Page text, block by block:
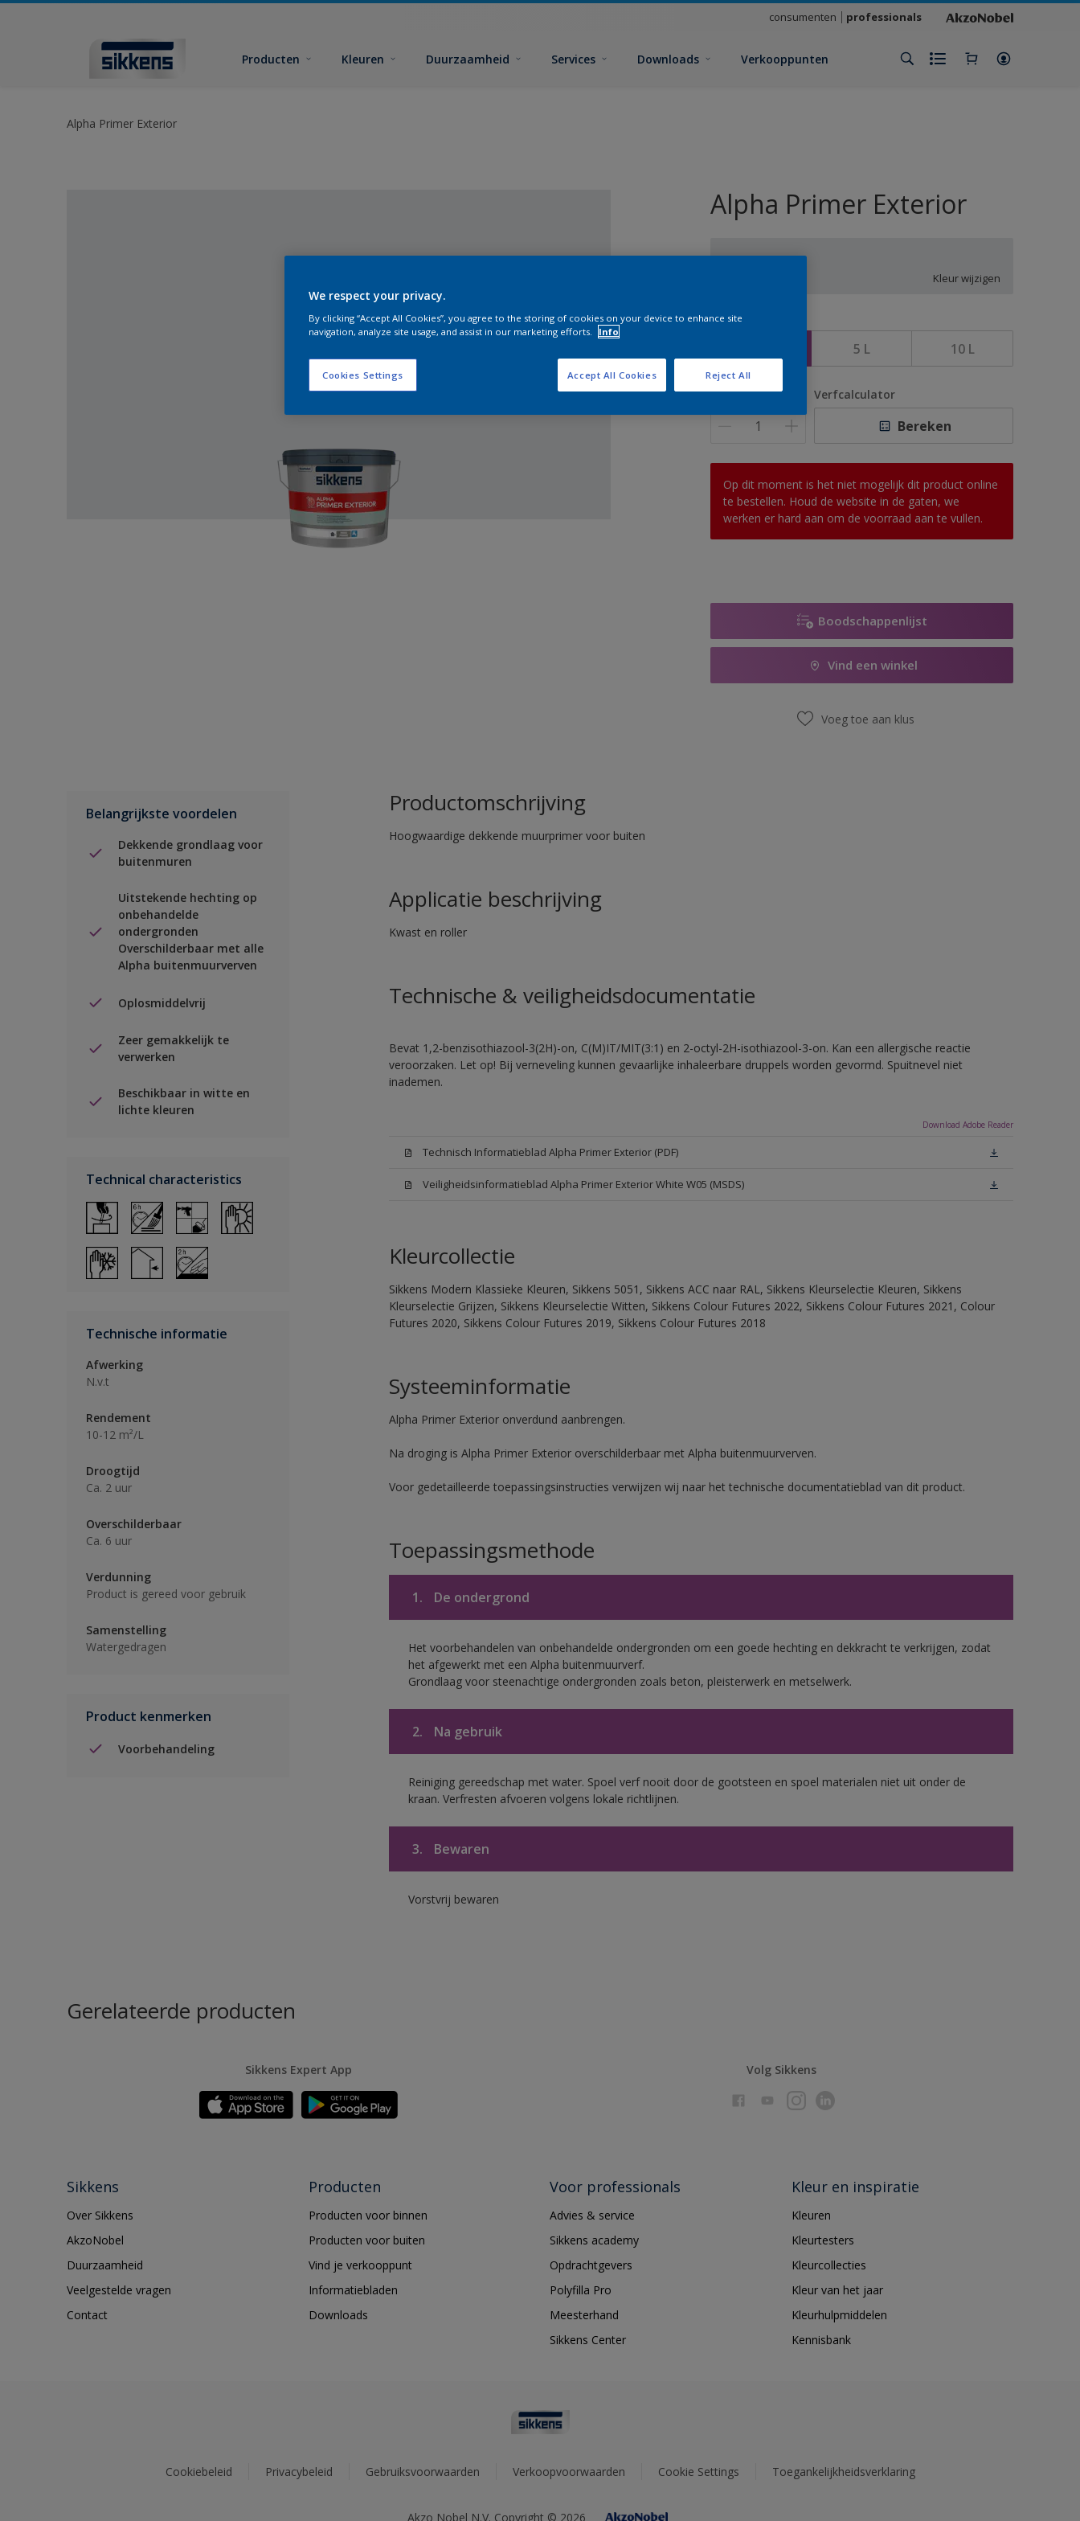
consumenten professionals
Producten Kleuren Duurzaamheid Services Downloads Verkooppunten
Alpha Primer Exterior
Alpha Primer Exterior
UN.01.85
Kleur wijzigen
Grootte
5 L 10 L
Aantal Verfcalculator
Bereken
Op dit moment is het niet mogelijk dit product online
te bestellen. Houd de website in de gaten, we
werken er hard aan om de voorraad aan te vullen.
Boodschappenlijst
Vind een winkel
Voeg toe aan klus
Belangrijkste voordelen
Dekkende grondlaag voor
buitenmuren
Uitstekende hechting op
onbehandelde
ondergronden
Overschilderbaar met alle
Alpha buitenmuurverven
Oplosmiddelvrij
Zeer gemakkelijk te
verwerken
Beschikbaar in witte en
lichte kleuren
Technical characteristics
Technische informatie
Afwerking
N.v.t
Rendement
10-12 m²/L
Droogtijd
Ca. 2 uur
Overschilderbaar
Ca. 6 uur
Verdunning
Product is gereed voor gebruik
Samenstelling
Watergedragen
Product kenmerken
Voorbehandeling
Productomschrijving
Hoogwaardige dekkende muurprimer voor buiten
Applicatie beschrijving
Kwast en roller
Technische & veiligheidsdocumentatie
Bevat 1,2-benzisothiazool-3(2H)-on, C(M)IT/MIT(3:1) en 2-octyl-2H-isothiazool-3-on. Kan een allergische reactie
veroorzaken. Let op! Bij verneveling kunnen gevaarlijke inhaleerbare druppels worden gevormd. Spuitnevel niet
inademen.
Download Adobe Reader
Technisch Informatieblad Alpha Primer Exterior (PDF)
Veiligheidsinformatieblad Alpha Primer Exterior White W05 (MSDS)
Kleurcollectie
Sikkens Modern Klassieke Kleuren, Sikkens 5051, Sikkens ACC naar RAL, Sikkens Kleurselectie Kleuren, Sikkens
Kleurselectie Grijzen, Sikkens Kleurselectie Witten, Sikkens Colour Futures 2022, Sikkens Colour Futures 2021, Colour
Futures 2020, Sikkens Colour Futures 2019, Sikkens Colour Futures 2018
Systeeminformatie
Alpha Primer Exterior onverdund aanbrengen.
Na droging is Alpha Primer Exterior overschilderbaar met Alpha buitenmuurverven.
Voor gedetailleerde toepassingsinstructies verwijzen wij naar het technische documentatieblad van dit product.
Toepassingsmethode
1. De ondergrond
Het voorbehandelen van onbehandelde ondergronden om een goede hechting en dekkracht te verkrijgen, zodat
het afgewerkt met een Alpha buitenmuurverf.
Grondlaag voor steenachtige ondergronden zoals beton, pleisterwerk en metselwerk.
2. Na gebruik
Reiniging gereedschap met water. Spoel verf nooit door de gootsteen en spoel materialen niet uit onder de
kraan. Verfresten afvoeren volgens lokale richtlijnen.
3. Bewaren
Vorstvrij bewaren
Gerelateerde producten
Sikkens Expert App Volg Sikkens
Sikkens
Over Sikkens
AkzoNobel
Duurzaamheid
Veelgestelde vragen
Contact
Producten
Producten voor binnen
Producten voor buiten
Vind je verkooppunt
Informatiebladen
Downloads
Voor professionals
Advies & service
Sikkens academy
Opdrachtgevers
Polyfilla Pro
Meesterhand
Sikkens Center
Kleur en inspiratie
Kleuren
Kleurtesters
Kleurcollecties
Kleur van het jaar
Kleurhulpmiddelen
Kennisbank
Cookiebeleid Privacybeleid Gebruiksvoorwaarden Verkoopvoorwaarden Cookie Settings Toegankelijkheidsverklaring
Akzo Nobel N.V. Copyright © 2026
We respect your privacy.
By clicking “Accept All Cookies”, you agree to the storing of cookies on your device to enhance site
navigation, analyze site usage, and assist in our marketing efforts.
Info
Cookies Settings Reject All
Accept All Cookies